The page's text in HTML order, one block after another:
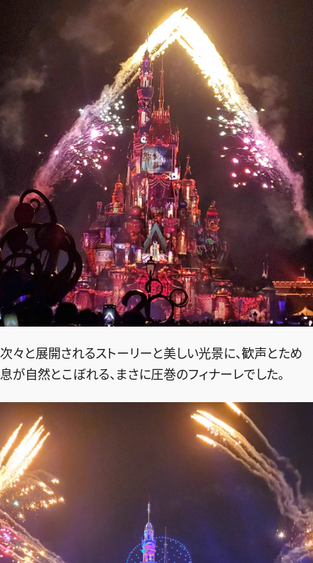
次々と展開されるストーリーと美しい光景に、歓声とため
息が自然とこぼれる、まさに圧巻のフィナーレでした。